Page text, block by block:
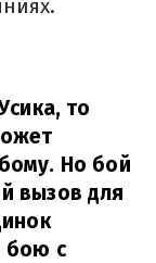
то
Но бой
вызов для
бою с